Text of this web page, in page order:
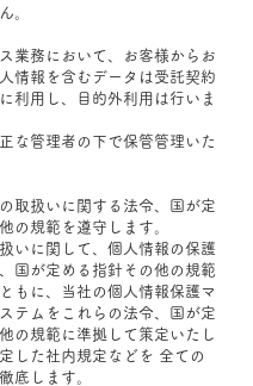
。
業務において、お客様からお
情報を含むデータは受託契約
利用し、目的外利用は行いま
な管理者の下で保管管理いた
取扱いに関する法令、国が定
の規範を遵守します。
いに関して、個人情報の保護
国が定める指針その他の規範
もに、当社の個人情報保護マ
テムをこれらの法令、国が定
の規範に準拠して策定いたし
した社内規定などを 全ての
底します。